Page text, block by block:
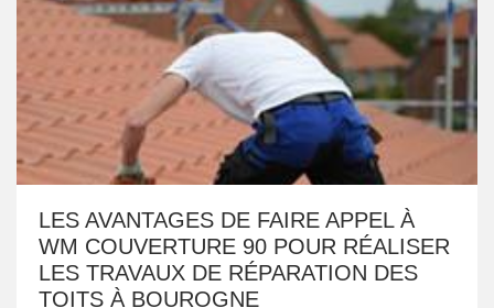
LES AVANTAGES DE FAIRE APPEL À
WM COUVERTURE 90 POUR RÉALISER
LES TRAVAUX DE RÉPARATION DES
TOITS À BOUROGNE